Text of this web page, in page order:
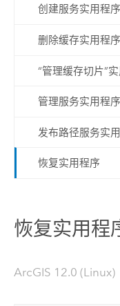
创建服务实用程序
删除缓存实用程序
“管理缓存切片”
管理服务实用程序
发布路径服务实
恢复实用程序
恢复实用程
ArcGIS 12.0 (Linux)|